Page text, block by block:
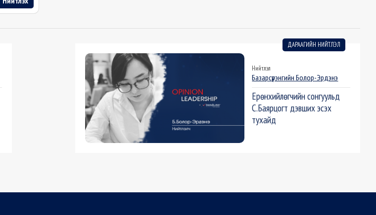
ДАРААГИЙН НИЙТЛЭЛ
Нийтлэл
Базарсүрэнгийн Болор-Эрдэнэ
Ерөнхийлөгчийн сонгуульд
С.Баярцогт дэвших эсэх
тухайд